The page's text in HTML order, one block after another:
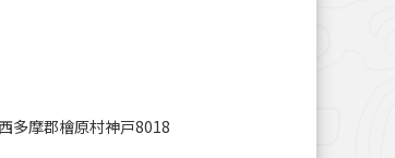
多摩郡檜原村神戸8018